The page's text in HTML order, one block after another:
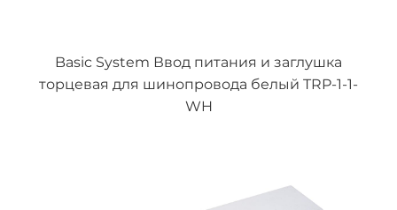
Basic System Ввод питания и заглушка
торцевая для шинопровода белый TRP-1-1-
WH